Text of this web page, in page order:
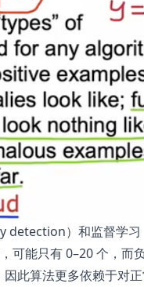
detection）和监督学
可能只有 0–20 个，
此算法更多依赖于对